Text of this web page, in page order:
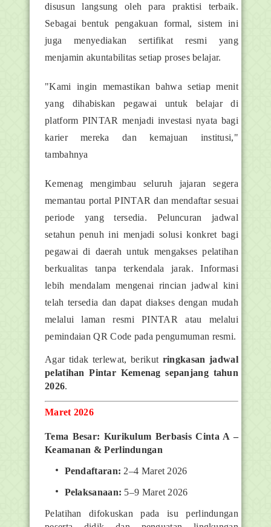
disusun langsung oleh para praktisi terbaik.
Sebagai bentuk pengakuan formal, sistem ini
juga menyediakan sertifikat resmi yang
menjamin akuntabilitas setiap proses belajar.
"Kami ingin memastikan bahwa setiap menit
yang dihabiskan pegawai untuk belajar di
platform PINTAR menjadi investasi nyata bagi
karier mereka dan kemajuan institusi,"
tambahnya
Kemenag mengimbau seluruh jajaran segera
memantau portal PINTAR dan mendaftar sesuai
periode yang tersedia. Peluncuran jadwal
setahun penuh ini menjadi solusi konkret bagi
pegawai di daerah untuk mengakses pelatihan
berkualitas tanpa terkendala jarak. Informasi
lebih mendalam mengenai rincian jadwal kini
telah tersedia dan dapat diakses dengan mudah
melalui laman resmi PINTAR atau melalui
pemindaian QR Code pada pengumuman resmi.
Agar tidak terlewat, berikut ringkasan jadwal
pelatihan Pintar Kemenag sepanjang tahun
2026.
Maret 2026
Tema Besar: Kurikulum Berbasis Cinta A –
Keamanan & Perlindungan
Pendaftaran: 2–4 Maret 2026
Pelaksanaan: 5–9 Maret 2026
Pelatihan difokuskan pada isu perlindungan